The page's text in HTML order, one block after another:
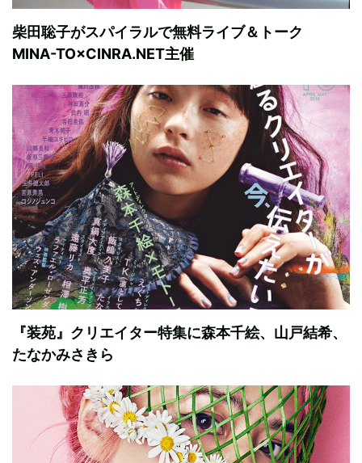
柴田聡子がスパイラルで無料ライブ＆トーク
MINA-TO×CINRA.NET主催
『装苑』クリエイター特集に森本千絵、山戸結希、
たなかみさきら